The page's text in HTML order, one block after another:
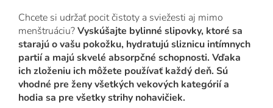
Chcete si udržať pocit čistoty a sviežesti aj mimo
menštruáciu?Vyskúšajte bylinné slipovky, ktoré sa
starajú o vašu pokožku, hydratujú sliznicu intímnych
partií a majú skvelé absorpčné schopnosti. Vďaka
ich zloženiu ich môžete používať každý deň. Sú
vhodné pre ženy všetkých vekových kategórií a
hodia sa pre všetky strihy nohavičiek.